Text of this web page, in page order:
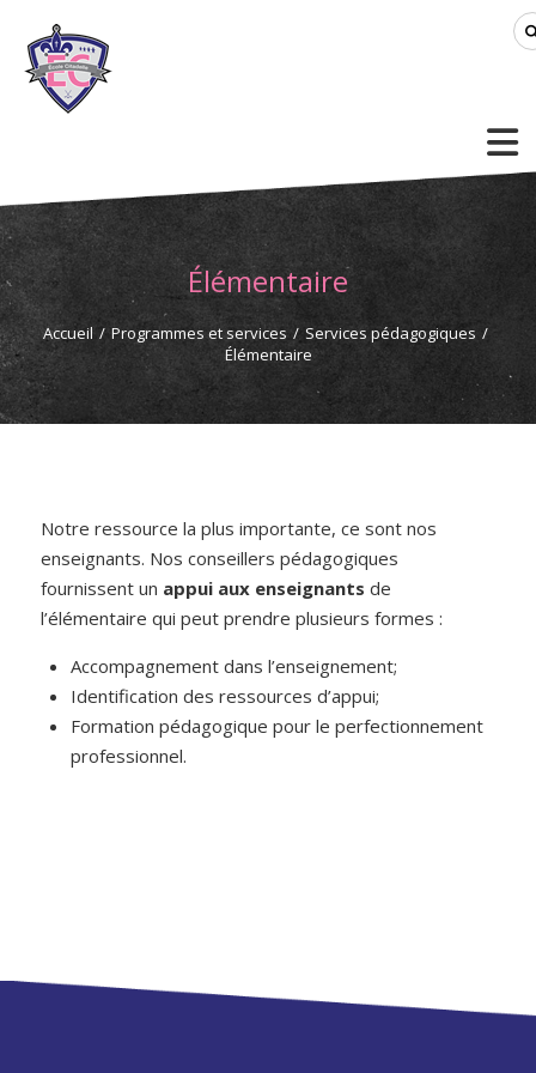
Élémentaire
Accueil / Programmes et services / Services pédagogiques /
Élémentaire
Notre ressource la plus importante, ce sont nos
enseignants. Nos conseillers pédagogiques
fournissent un appui aux enseignants de
l’élémentaire qui peut prendre plusieurs formes :
Accompagnement dans l’enseignement;
Identification des ressources d’appui;
Formation pédagogique pour le perfectionnement
professionnel.